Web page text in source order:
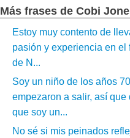
Más frases de Cobi
Estoy muy contento de
pasión y experiencia en
de N...
Soy un niño de los años
empezaron a salir, así
que soy un...
No sé si mis peinados